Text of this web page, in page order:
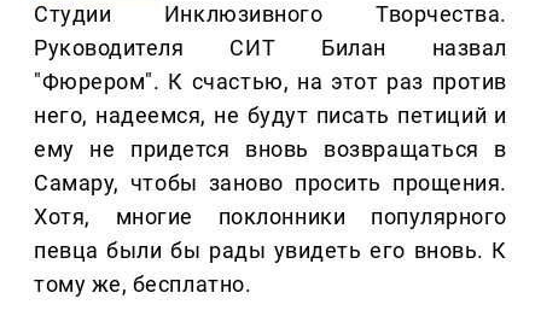
Студии Инклюзивного Творчества.
Руководителя СИТ Билан назвал
"Фюрером". К счастью, на этот раз против
него, надеемся, не будут писать петиций и
ему не придется вновь возвращаться в
Самару, чтобы заново просить прощения.
Хотя, многие поклонники популярного
певца были бы рады увидеть его вновь. К
тому же, бесплатно.